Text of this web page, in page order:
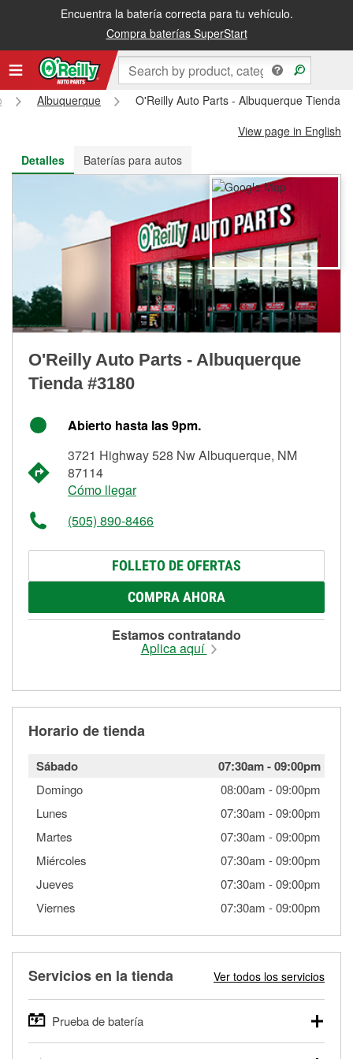
Encuentra la batería correcta para tu vehículo.
Compra baterías SuperStart
Recibe tu orden gratis al día siguiente o recógela en la tienda
Albuquerque
O'Reilly Auto Parts - Albuquerque Tienda
View page in English
Detalles
Baterías para autos
O'Reilly Auto Parts - Albuquerque
Tienda #3180
Abierto hasta las 9pm.
3721 Highway 528 Nw Albuquerque, NM
87114
Cómo llegar
(505) 890-8466
FOLLETO DE OFERTAS
COMPRA AHORA
Estamos contratando
Aplica aquí
Horario de tienda
Sábado 07:30am-09:00pm
Domingo 08:00am -09:00pm
Lunes
07:30am -09:00pm
Martes
07:30am -09:00pm
Miércoles
07:30am -09:00pm
Jueves
07:30am -09:00pm
Viernes
07:30am -09:00pm
Servicios en la tienda Ver todos los servicios
Prueba de batería